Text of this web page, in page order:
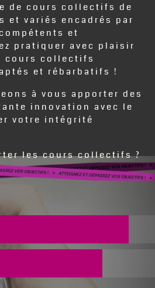
de cours collectifs de
et variés encadrés par
et
pratiquer avec plaisir
cours collectifs
et rébarbatifs !
à vous apporter des
innovation avec le
votre intégrité
les cours collectifs ?